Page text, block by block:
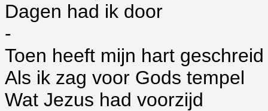
Dagen had ik door
-
Toen heeft mijn hart geschreid
Als ik zag voor Gods tempel
Wat Jezus had voorzijd